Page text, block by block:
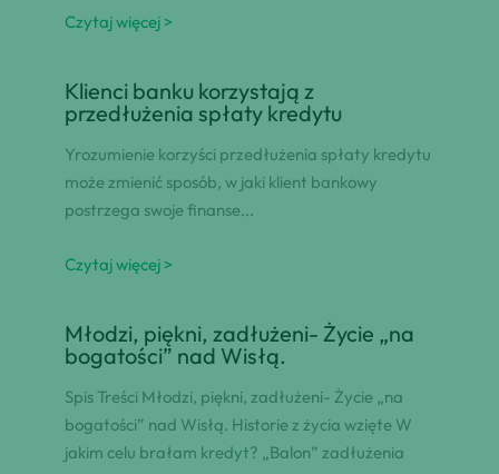
Czytaj więcej >
Klienci banku korzystają z
przedłużenia spłaty kredytu
Yrozumienie korzyści przedłużenia spłaty kredytu
może zmienić sposób, w jaki klient bankowy
postrzega swoje finanse...
Czytaj więcej >
Młodzi, piękni, zadłużeni- Życie „na
bogatości” nad Wisłą.
Spis Treści Młodzi, piękni, zadłużeni- Życie „na
bogatości” nad Wisłą. Historie z życia wzięte W
jakim celu brałam kredyt? „Balon” zadłużenia